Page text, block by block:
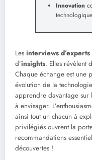
Innovation
technologique
Les interviews d’experts
d’insights. Elles révèlent
Chaque échange est une
évolution de la
apprendre davantage sur
à envisager.
ainsi tout un chacun à
privilégiés ouvrent la
recommandations
découvertes !